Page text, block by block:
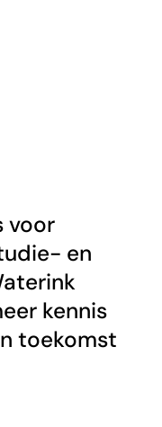
voor
en
kennis
toekomst